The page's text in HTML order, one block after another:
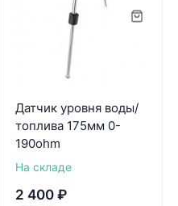
Датчик уровня воды/
топлива 175мм 0-
190ohm
На складе
2 400 ₽